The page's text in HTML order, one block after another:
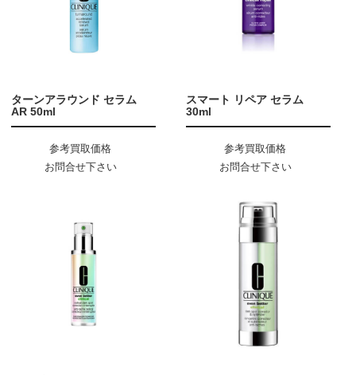
ターンアラウンド セラム
AR 50ml
参考買取価格
お問合せ下さい
スマート リペア セラム
30ml
参考買取価格
お問合せ下さい